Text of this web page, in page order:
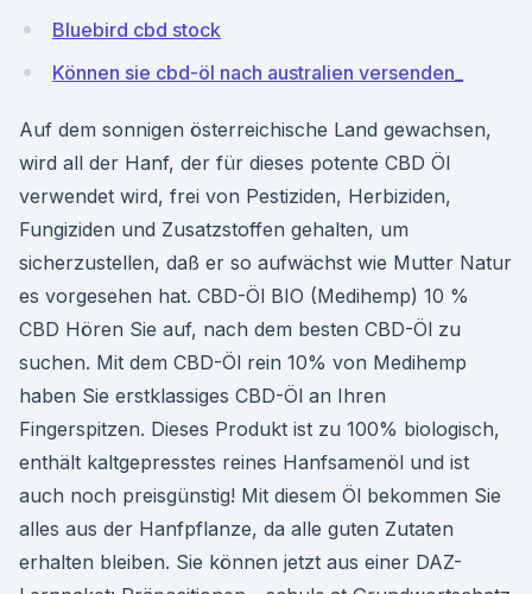
Bluebird cbd stock
Können sie cbd-öl nach australien versenden_
Auf dem sonnigen österreichische Land gewachsen,
wird all der Hanf, der für dieses potente CBD Öl
verwendet wird, frei von Pestiziden, Herbiziden,
Fungiziden und Zusatzstoffen gehalten, um
sicherzustellen, daß er so aufwächst wie Mutter Natur
es vorgesehen hat. CBD-Öl BIO (Medihemp) 10 %
CBD Hören Sie auf, nach dem besten CBD-Öl zu
suchen. Mit dem CBD-Öl rein 10% von Medihemp
haben Sie erstklassiges CBD-Öl an Ihren
Fingerspitzen. Dieses Produkt ist zu 100% biologisch,
enthält kaltgepresstes reines Hanfsamenöl und ist
auch noch preisgünstig! Mit diesem Öl bekommen Sie
alles aus der Hanfpflanze, da alle guten Zutaten
erhalten bleiben. Sie können jetzt aus einer DAZ-